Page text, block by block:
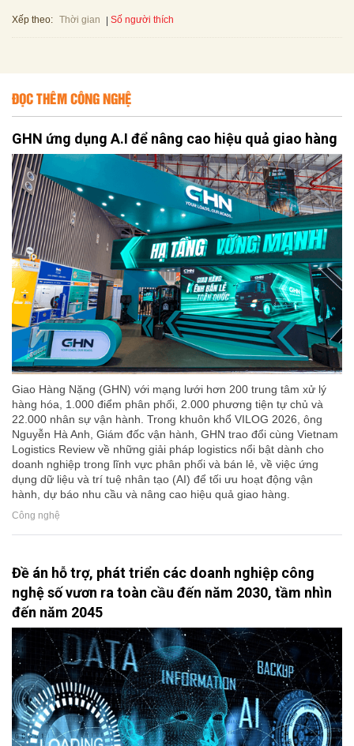
Xếp theo: Thời gian Số người thích
ĐỌC THÊM CÔNG NGHỆ
GHN ứng dụng A.I để nâng cao hiệu quả giao hàng
Giao Hàng Nặng (GHN) với mạng lưới hơn 200 trung tâm xử lý
hàng hóa, 1.000 điểm phân phối, 2.000 phương tiện tự chủ và
22.000 nhân sự vận hành. Trong khuôn khổ VILOG 2026, ông
Nguyễn Hà Anh, Giám đốc vận hành, GHN trao đổi cùng Vietnam
Logistics Review về những giải pháp logistics nổi bật dành cho
doanh nghiệp trong lĩnh vực phân phối và bán lẻ, về việc ứng
dụng dữ liệu và trí tuệ nhân tạo (AI) để tối ưu hoạt động vận
hành, dự báo nhu cầu và nâng cao hiệu quả giao hàng.
Công nghệ
Đề án hỗ trợ, phát triển các doanh nghiệp công
nghệ số vươn ra toàn cầu đến năm 2030, tầm nhìn
đến năm 2045